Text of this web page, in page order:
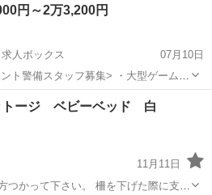
円～2万3,200円
人ボックス
07月10日
ト警備スタッフ募集> ・大型ゲームイ
ト ・工事現場 など、さまざまな現場
。 若手スタッフも多数活躍中! 未経
め...
トージ ベビーベッド 白
11月11日
つかって下さい。 柵を下げた際に支え